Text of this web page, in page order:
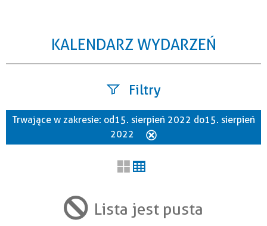
KALENDARZ WYDARZEŃ
Filtry
Szukana fraza
Trwające w zakresie
Trwające w zakresie: od 15. sierpień 2022 do 15. sierpień
2022
Lista jest pusta